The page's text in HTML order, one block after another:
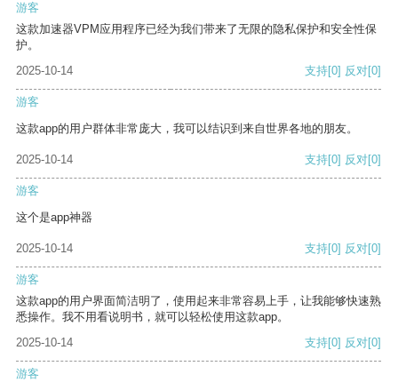
游客
这款加速器VPM应用程序已经为我们带来了无限的隐私保护和安全性保
护。
2025-10-14
支持[0] 反对[0]
游客
这款app的用户群体非常庞大，我可以结识到来自世界各地的朋友。
2025-10-14 支持[0] 反对[0]
游客
这个是app神器
2025-10-14 支持[0] 反对[0]
游客
这款app的用户界面简洁明了，使用起来非常容易上手，让我能够快速熟
悉操作。我不用看说明书，就可以轻松使用这款app。
2025-10-14
支持[0] 反对[0]
游客